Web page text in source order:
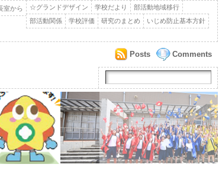
室から ☆グランドデザイン 学校だより
部活動地域移行
部活動関係
学校評価 研究のまとめ
いじめ防止基本方針
Comments
Posts